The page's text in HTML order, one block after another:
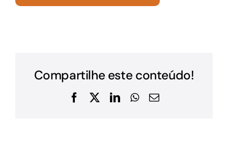
Compartilhe este conteúdo!
Facebook
X LinkedInWhatsApp
E-